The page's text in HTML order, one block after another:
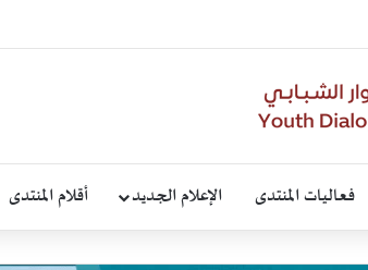
فعاليات المنتدى الإعلام الجديد أقلام المنتدى